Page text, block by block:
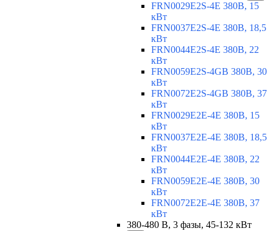
FRN0029E2S-4E 380В, 15
кВт
FRN0037E2S-4E 380В, 18,5
кВт
FRN0044E2S-4E 380В, 22
кВт
FRN0059E2S-4GB 380В, 30
кВт
FRN0072E2S-4GB 380В, 37
кВт
FRN0029E2E-4E 380В, 15
кВт
FRN0037E2E-4E 380В, 18,5
кВт
FRN0044E2E-4E 380В, 22
кВт
FRN0059E2E-4E 380В, 30
кВт
FRN0072E2E-4E 380В, 37
кВт
380-480 В, 3 фазы, 45-132 кВт